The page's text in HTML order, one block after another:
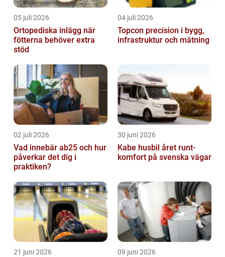
05 juli 2026
Ortopediska inlägg när
fötterna behöver extra
stöd
04 juli 2026
Topcon precision i bygg,
infrastruktur och mätning
02 juli 2026
Vad innebär ab25 och hur
påverkar det dig i
praktiken?
30 juni 2026
Kabe husbil året runt-
komfort på svenska vägar
21 juni 2026 09 juni 2026